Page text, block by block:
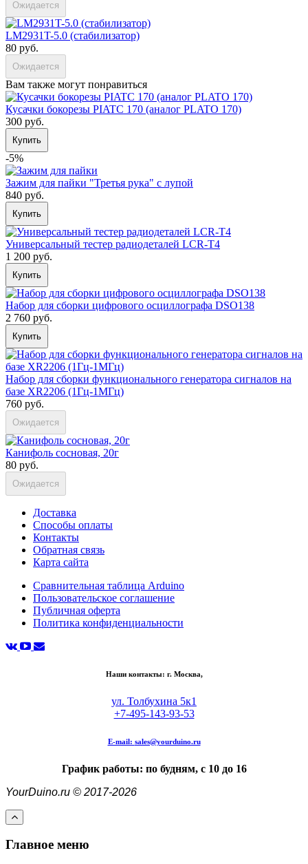
Ожидается
LM2931T-5.0 (стабилизатор)
80 руб.
Ожидается
Вам также могут понравиться
Кусачки бокорезы PIATC 170 (аналог PLATO 170)
300 руб.
Купить
-5%
Зажим для пайки "Третья рука" с лупой
840 руб.
Купить
Универсальный тестер радиодеталей LCR-T4
1 200 руб.
Купить
Набор для сборки цифрового осциллографа DSO138
2 760 руб.
Купить
Набор для сборки функционального генератора сигналов на
базе XR2206 (1Гц-1МГц)
760 руб.
Ожидается
Канифоль сосновая, 20г
80 руб.
Ожидается
Доставка
Способы оплаты
Контакты
Обратная связь
Карта сайта
Сравнительная таблица Arduino
Пользовательское соглашение
Публичная оферта
Политика конфиденциальности
Наши контакты: г. Москва,
ул. Толбухина 5к1
+7-495-143-93-53
E-mail: sales@yourduino.ru
График работы: по будням, с 10 до 16
YourDuino.ru © 2017-2026
Главное меню